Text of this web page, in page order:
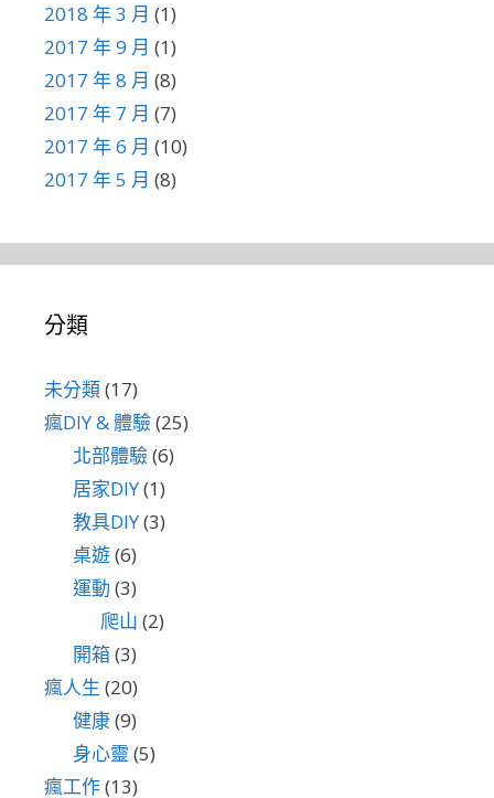
2018 年 3 月 (1)
2017 年 9 月 (1)
2017 年 8 月 (8)
2017 年 7 月 (7)
2017 年 6 月 (10)
2017 年 5 月 (8)
分類
未分類(17)
瘋DIY & 體驗(25)
北部體驗(6)
居家DIY(1)
教具DIY(3)
桌遊(6)
運動 (3)
爬山 (2)
開箱(3)
瘋人生 (20)
健康(9)
身心靈 (5)
瘋工作(13)